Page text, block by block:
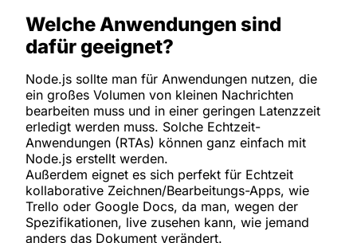
Welche Anwendungen sind
dafür geeignet?
Node.js sollte man für Anwendungen nutzen, die
ein großes Volumen von kleinen Nachrichten
bearbeiten muss und in einer geringen Latenzzeit
erledigt werden muss. Solche Echtzeit-
Anwendungen (RTAs) können ganz einfach mit
Node.js erstellt werden.
Außerdem eignet es sich perfekt für Echtzeit
kollaborative Zeichnen/Bearbeitungs-Apps, wie
Trello oder Google Docs, da man, wegen der
Spezifikationen, live zusehen kann, wie jemand
anders das Dokument verändert.